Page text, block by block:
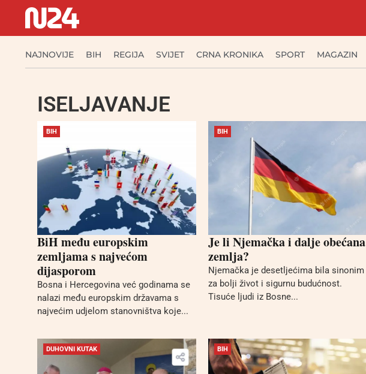
NAJNOVIJE BIH REGIJA SVIJET CRNA KRONIKA SPORT MAGAZIN
ISELJAVANJE
BIH
BiH među europskim
zemljama s najvećom
dijasporom
Bosna i Hercegovina već godinama se
nalazi među europskim državama s
najvećim udjelom stanovništva koje...
BIH
Je li Njemačka i dalje obećana
zemlja?
Njemačka je desetljećima bila sinonim
za bolji život i sigurnu budućnost.
Tisuće ljudi iz Bosne...
DUHOVNI KUTAK BIH